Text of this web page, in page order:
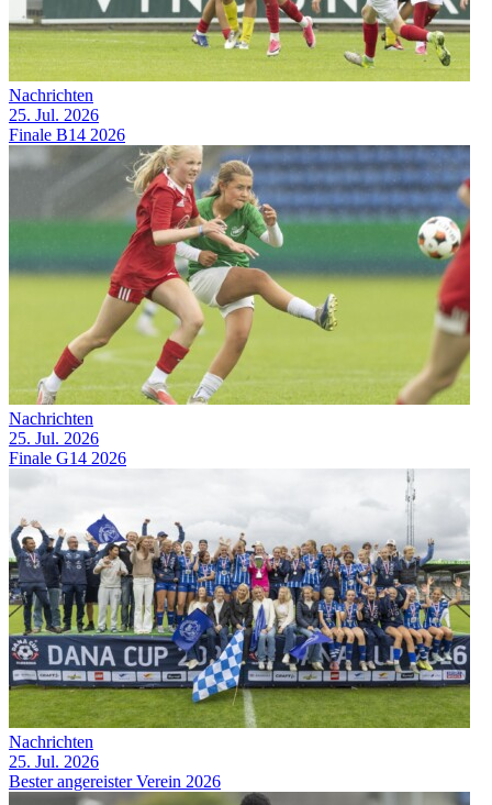
Nachrichten
25. Jul. 2026
Finale B14 2026
Nachrichten
25. Jul. 2026
Finale G14 2026
Nachrichten
25. Jul. 2026
Bester angereister Verein 2026